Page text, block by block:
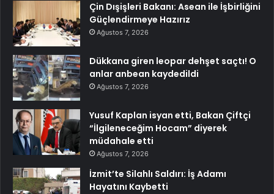
Çin Dışişleri Bakanı: Asean ile İşbirliğini
Güçlendirmeye Hazırız
Ağustos 7, 2026
Dükkana giren leopar dehşet saçtı! O
anlar anbean kaydedildi
Ağustos 7, 2026
Yusuf Kaplan isyan etti, Bakan Çiftçi
“İlgileneceğim Hocam” diyerek
müdahale etti
Ağustos 7, 2026
İzmit’te Silahlı Saldırı: İş Adamı
Hayatını Kaybetti